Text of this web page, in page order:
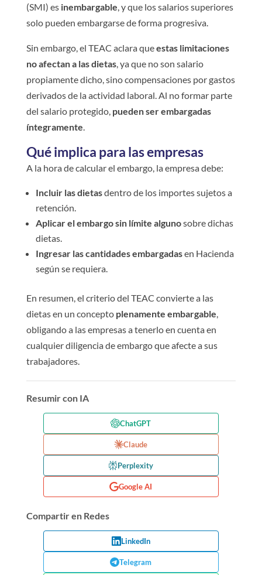
(SMI) es inembargable , y que los salarios superiores
solo pueden embargarse de forma progresiva.
Sin embargo, el TEAC aclara queestas limitaciones
no afectan a las dietas, ya que no son salario
propiamente dicho, sino compensaciones por gastos
derivados de la actividad laboral. Al no formar parte
del salario protegido, pueden ser embargadas
íntegramente
Qué implica para las empresas
A la hora de calcular el embargo, la empresa debe:
Incluir las dietasdentro de los importes sujetos a
retención.
Aplicar el embargo sin límite algunosobre dichas
dietas.
Ingresar las cantidades embargadasen Hacienda
según se requiera.
En resumen, el criterio del TEAC convierte a las
dietas en un concepto plenamente embargable
obligando a las empresas a tenerlo en cuenta en
cualquier diligencia de embargo que afecte a sus
trabajadores.
Resumir con IA
ChatGPT
Claude
Perplexity
Google AI
Compartir en Redes
LinkedIn
Telegram